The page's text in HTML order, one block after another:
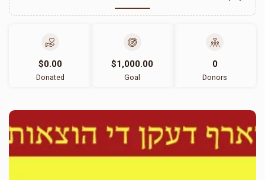
$0.00
Donated
$1,000.00
Goal
0
Donors